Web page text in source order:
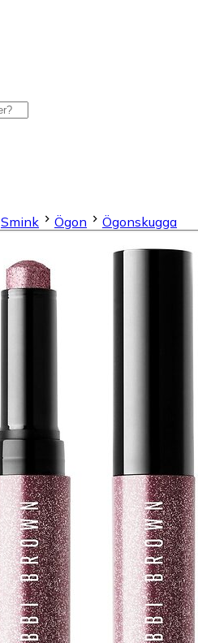
Smink Ögon Ögonskugga